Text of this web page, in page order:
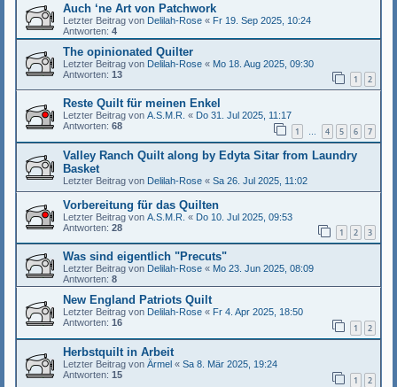
Auch ‘ne Art von Patchwork
Letzter Beitrag von Delilah-Rose « Fr 19. Sep 2025, 10:24
Antworten: 4
The opinionated Quilter
Letzter Beitrag von Delilah-Rose « Mo 18. Aug 2025, 09:30
Antworten: 13 1 2
Reste Quilt für meinen Enkel
Letzter Beitrag von A.S.M.R. « Do 31. Jul 2025, 11:17
Antworten: 68 1 … 4 5 6 7
Valley Ranch Quilt along by Edyta Sitar from Laundry
Basket
Letzter Beitrag von Delilah-Rose « Sa 26. Jul 2025, 11:02
Vorbereitung für das Quilten
Letzter Beitrag von A.S.M.R. « Do 10. Jul 2025, 09:53
Antworten: 28 1 2 3
Was sind eigentlich "Precuts"
Letzter Beitrag von Delilah-Rose « Mo 23. Jun 2025, 08:09
Antworten: 8
New England Patriots Quilt
Letzter Beitrag von Delilah-Rose « Fr 4. Apr 2025, 18:50
Antworten: 16 1 2
Herbstquilt in Arbeit
Letzter Beitrag von Ärmel « Sa 8. Mär 2025, 19:24
Antworten: 15 1 2